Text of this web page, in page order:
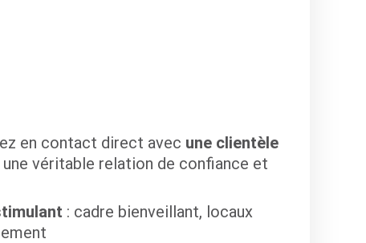
en contact direct avec une clientèle
véritable relation de confiance et
: cadre bienveillant, locaux